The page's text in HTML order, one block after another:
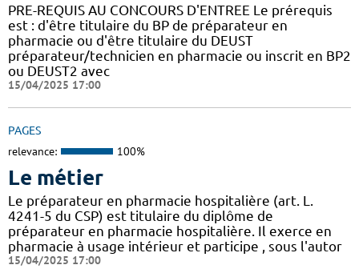
PRE-REQUIS AU CONCOURS D'ENTREE Le prérequis
est : d'être titulaire du BP de préparateur en
pharmacie ou d'être titulaire du DEUST
préparateur/technicien en pharmacie ou inscrit en BP2
ou DEUST2 avec
15/04/2025 17:00
PAGES
relevance: 100%
Le métier
Le préparateur en pharmacie hospitalière (art. L.
4241-5 du CSP) est titulaire du diplôme de
préparateur en pharmacie hospitalière. Il exerce en
pharmacie à usage intérieur et participe , sous l'autor
15/04/2025 17:00